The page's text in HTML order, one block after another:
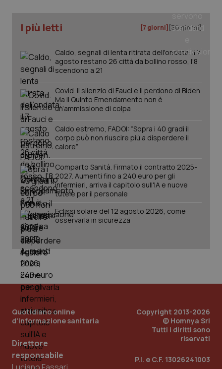
I più letti [7 giorni] [30 giorni]
Caldo, segnali di lenta ritirata dell'ondata: il 7
agosto restano 26 città da bollino rosso, l'8
scendono a 21
Covid. Il silenzio di Fauci e il perdono di Biden.
Ma il Quinto Emendamento non è
un’ammissione di colpa
Caldo estremo, FADOI: “Sopra i 40 gradi il
corpo può non riuscire più a disperdere il
calore”
Comparto Sanità. Firmato il contratto 2025-
2027. Aumenti fino a 240 euro per gli
infermieri, arriva il capitolo sull'IA e nuove
tutele per il personale
Eclissi solare del 12 agosto 2026, come
osservarla in sicurezza
Quotidiano online
d'informazione sanitaria
Direttore
responsabile
Copyright 2013-2026
© Homnya Srl
Tutti i diritti sono
riservati
P.I. e C.F. 13026241003
session-id
_ga
Google LLC
www.quotidianosanita.it